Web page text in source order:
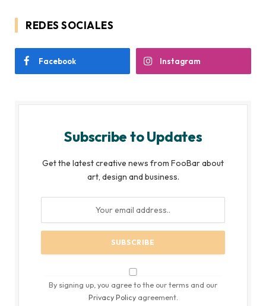
REDES SOCIALES
Facebook Instagram
Subscribe to Updates
Get the latest creative news from FooBar about
art, design and business.
By signing up, you agree to the our terms and our
Privacy Policyagreement.